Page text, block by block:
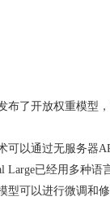
布了开放权重模型
可以通过无服务器
Large已经用多种语
型可以进行微调和